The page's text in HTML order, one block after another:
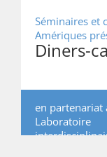
Séminaires et
Amériques
Diners-
en partenariat
Laboratoire